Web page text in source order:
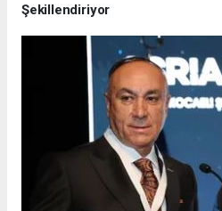
Şekillendiriyor